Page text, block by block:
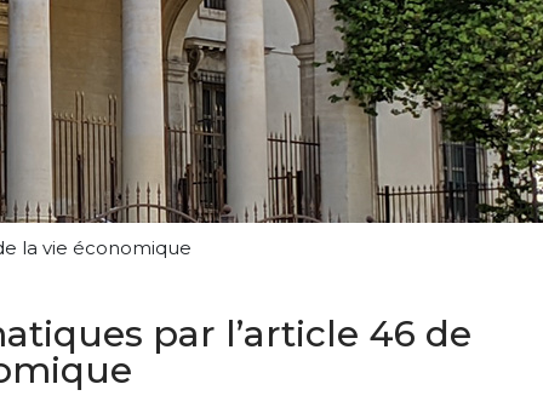
la vie économique
par l’article 46 de